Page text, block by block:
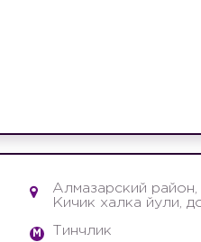
Алмазарский район,
Кичик халка йули,
M
Тинчлик